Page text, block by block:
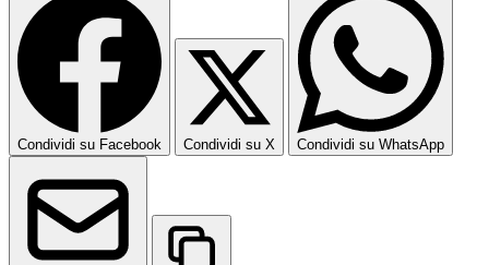
Condividi su Facebook Condividi su X Condividi su WhatsApp